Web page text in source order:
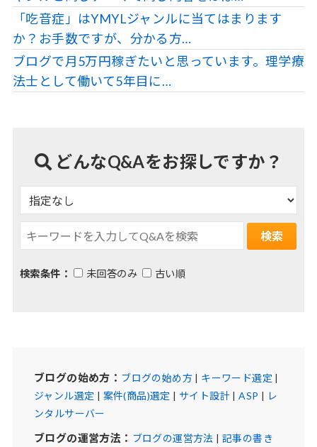
「吃音症」はYMYLジャンルに当てはまります
か？お手数ですが、分かる方…
ブログで月5万円稼ぎたいと思っています。理学療
法士として働いて5年目に…
どんなQ&Aをお探しですか？
検索条件： 未回答のみ 古い順
ブログの始め方： ブログの始め方| キーワード選定 |
ジャンル選定 | 案件(商品)選定 | サイト設計|ASP | レ
ンタルサーバー
ブログの運営方法： ブログの運営方法 | 記事の書き